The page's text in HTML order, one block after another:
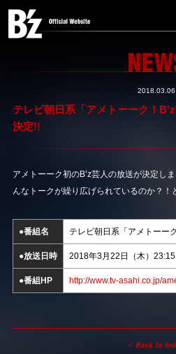
2018.03.06
テレビ朝日系「アメトーーク！
決定!!
アメトーーク初のB’z芸人の放送が決定し
んなトークが繰り広げられているのか？！
●番組名 テレビ朝日系「アメトーーク
●放送日時 2018年3月22日（木）
●番組HP http://www.tv-asahi.co.jp/